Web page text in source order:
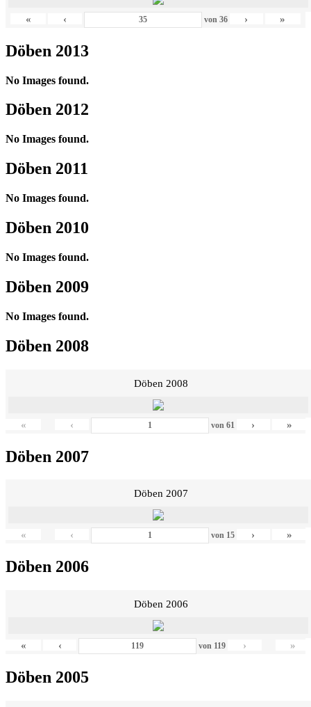
« ‹ von 36 › »
Döben 2013
No Images found.
Döben 2012
No Images found.
Döben 2011
No Images found.
Döben 2010
No Images found.
Döben 2009
No Images found.
Döben 2008
Döben 2008
« ‹ von 61 › »
Döben 2007
Döben 2007
« ‹ von 15 › »
Döben 2006
Döben 2006
« ‹ von 119 › »
Döben 2005